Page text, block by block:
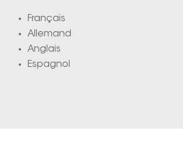
Français
Allemand
Anglais
Espagnol